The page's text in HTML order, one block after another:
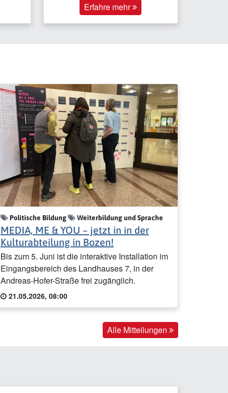
Erfahre mehr
Politische Bildung Weiterbildung und Sprache
MEDIA, ME & YOU – jetzt in in der
Kulturabteilung in Bozen!
Bis zum 5. Juni ist die interaktive Installation im
Eingangsbereich des Landhauses 7, in der
Andreas-Hofer-Straße frei zugänglich.
21.05.2026, 08:00
Alle Mitteilungen